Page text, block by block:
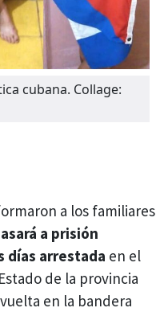
cubana. Collage:
a los familiares
a prisión
días arrestada en el
de la provincia
en la bandera